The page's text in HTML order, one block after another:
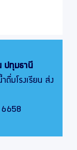
ปทุมธานี
ดื่มโรงเรียน ส่ง
6658